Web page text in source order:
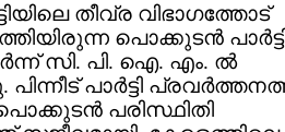
തീവ്ര വിഭാഗത്തോട്
പൊക്കുടൻ
സി. പി. ഐ. എം. ൽ
പാർട്ടി
പൊക്കുടൻ പരിസ്ഥിതി